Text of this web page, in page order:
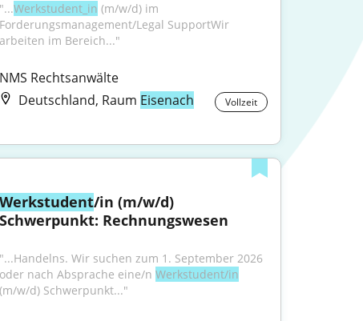
"...Werkstudent_in (m/w/d) im
Forderungsmanagement/Legal SupportWir
arbeiten im Bereich..."
NMS Rechtsanwälte
Deutschland, Raum Eisenach Vollzeit
Werkstudent/in (m/w/d)
Schwerpunkt: Rechnungswesen
"...Handelns. Wir suchen zum 1. September 2026
oder nach Absprache eine/n Werkstudent/in
(m/w/d) Schwerpunkt..."